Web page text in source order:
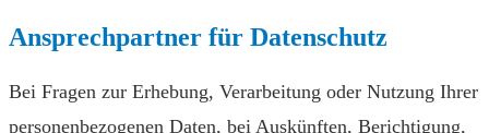
Ansprechpartner für Datenschutz
Bei Fragen zur Erhebung, Verarbeitung oder Nutzung Ihrer
personenbezogenen Daten, bei Auskünften, Berichtigung,